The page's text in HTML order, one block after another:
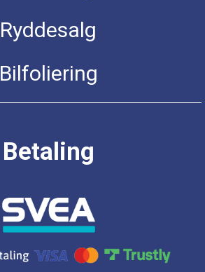
Ryddesalg
Bilfoliering
Betaling